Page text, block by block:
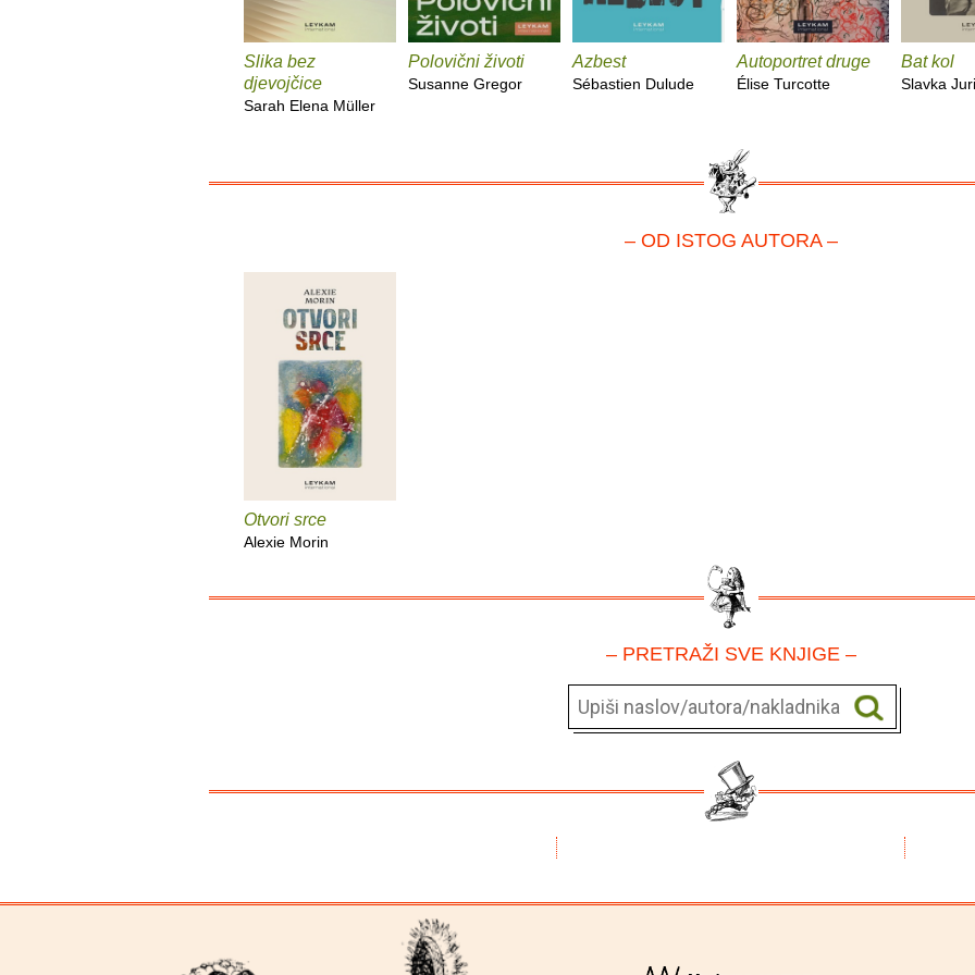
Slika bez
djevojčice
Sarah Elena Müller
Polovični životi
Susanne Gregor
Azbest
Sébastien Dulude
Autoportret druge
Élise Turcotte
Bat kol
Slavka
– OD ISTOG AUTORA –
Otvori srce
Alexie Morin
– PRETRAŽI SVE KNJIGE –